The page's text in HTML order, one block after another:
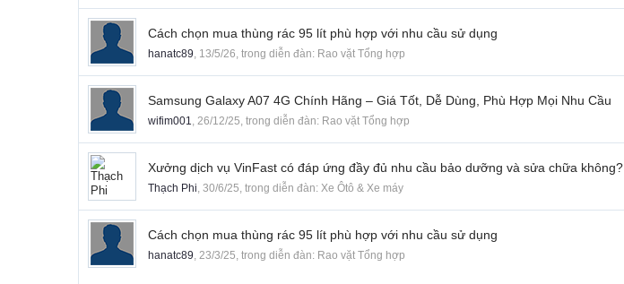
Cách chọn mua thùng rác 95 lít phù hợp với nhu cầu sử dụng
hanatc89, 13/5/26, trong diễn đàn: Rao vặt Tổng hợp
Samsung Galaxy A07 4G Chính Hãng – Giá Tốt, Dễ Dùng, Phù Hợp Mọi Nhu Cầu
wifim001, 26/12/25, trong diễn đàn: Rao vặt Tổng hợp
Xưởng dịch vụ VinFast có đáp ứng đầy đủ nhu cầu bảo dưỡng và sửa chữa không?
Thạch Phi, 30/6/25, trong diễn đàn: Xe Ôtô & Xe máy
Cách chọn mua thùng rác 95 lít phù hợp với nhu cầu sử dụng
hanatc89, 23/3/25, trong diễn đàn: Rao vặt Tổng hợp